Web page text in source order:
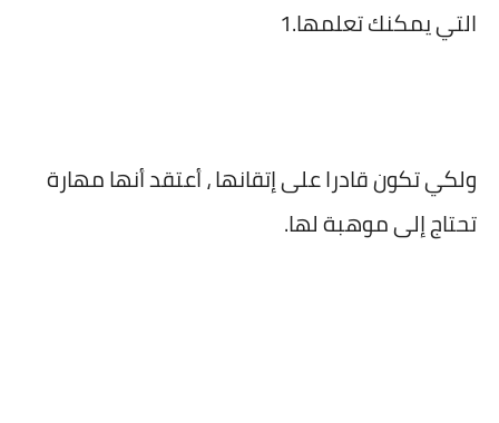
التي يمكنك تعلمها.1
ولكي تكون قادرا على إتقانها ، أعتقد أنها مهارة
تحتاج إلى موهبة لها.